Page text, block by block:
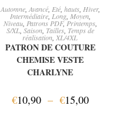
CHOIX DES OPTIONS
Automne, Avancé, Eté, hauts, Hiver,
Intermédiaire, Long, Moyen,
Niveau, Patrons PDF,Printemps,
S/XL,Saison, Tailles, Temps de
réalisation XL/4XL
PATRON DE COUTURE
CHEMISE VESTE
CHARLYNE
€10,90 – €15,00